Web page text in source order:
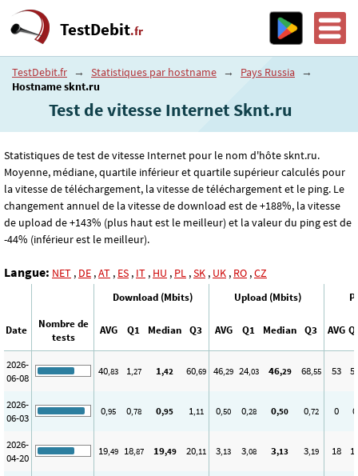
TestDebit.fr
TestDebit.fr → Statistiques par hostname → Pays Russia →
Hostname sknt.ru
Test de vitesse Internet Sknt.ru
Statistiques de test de vitesse Internet pour le nom d'hôte sknt.ru.
Moyenne, médiane, quartile inférieur et quartile supérieur calculés pour
la vitesse de téléchargement, la vitesse de téléchargement et le ping. Le
changement annuel de la vitesse de download est de +188%, la vitesse
de upload de +143% (plus haut est le meilleur) et la valeur du ping est de
-44% (inférieur est le meilleur).
Langue: NET , DE ,AT , ES , IT , HU , PL ,SK , UK , RO ,CZ
Download (Mbits) Upload (Mbits)
Date
Nombre de
tests
AVG Q1 Median Q3 AVG Q1 Median Q3 AVG
2026-
06-08
40,83 1,27 1,42 60,69 46,29 24,03 46,29 68,55 53
2026-
06-03
0,95 0,78 0,95 1,11 0,50 0,28 0,50 0,72 0 0
2026-
04-20
19,49 18,87 19,49 20,11 3,13 3,08 3,13 3,19 18